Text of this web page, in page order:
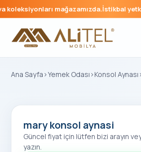
mağazamızda.İstikbal
Ana Sayfa ›Yemek Odası ›Konsol Aynası
mary konsol aynasi
Güncel fiyat için lütfen bizi arayın
yazın.